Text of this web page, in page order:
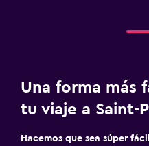
Una forma más
tu viaje a Saint-
Hacemos que sea súper